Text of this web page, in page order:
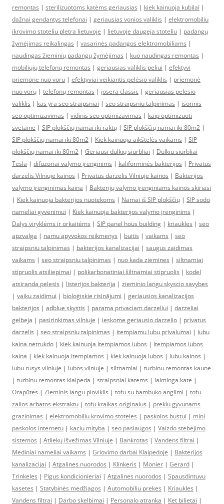
remontas | sterilizuotoms katėms geriausias | kiek kainuoja kubilai |
dažnai gendantys telefonai | geriausias vonios valiklis | elektromobiliu
ikrovimo stoteliu pletra lietuvoje | lietuvoje daugeja stoteliu | padangų
žymėjimas reikalingas | vasarinės padangos elektromobiliams |
naudingas žieminių padangų žymėjimas | kuo naudingas remontas |
mobiliųjų telefonų remontas | geriausias valiklis peliui | efektyvi
priemone nuo voru | efektyviai veikiantis pelėsio valiklis | priemonė
nuo vorų | telefonų remontas | josera classic | geriausias pelesio
valiklis | kas yra seo straipsniai | seo straipsniu talpinimas | isorinis
seo optimizavimas | vidinis seo optimizavimas | kaip optimizuoti
svetaine | SIP plokščių namai iki raktų | SIP plokščių namai iki 80m2 |
SIP plokščių namai iki 80m2 | Kiek kainuoja aikštelės vaikams | SIP
plokščių namai iki 80m2 | Geriausi dulkių siurbliai | Dulkiu siurbliai
Tesla | difuzoriai valymo įrenginims | kaliforminės bakterijos | Privatus
darzelis Vilniuje kainos | Privatus darzelis Vilniuje kainos | Bakterijos
valymo įrenginimas kaina | Bakterijų valymo įrenginiams kainos skiriasi
| Kiek kainuoja bakterijos nuotekoms | Namai iš SIP plokščių | SIP sodo
nameliai gyvenimui | Kiek kainuoja bakterijos valymo įrenginims |
Dalys viryklėms ir orkaitėms | SIP panel hous building | kriaukles | seo
apzvalga | namu apyvokos reikmenys | buitis | vaikams | seo
straipsniu talpinimas | bakterijos kanalizacijai | saugus zaidimas
vaikams | seo straipsniu talpinimas | nuo kada ziemines | siltnamiai
stipruolis atsiliepimai | polikarbonatiniai šiltnamiai stipruolis | kodel
atsiranda pelesis | listerijos bakterija | zieminio langu skyscio savybes
| vaiku zaidimui | bioloģiskie risinājumi | geriausios kanalizacijos
bakterijos | adblue skystis | parama privaciam darzeliui | darzeliai
gelbeja | pasirinkimas vilniuje | ieskome geriausio darzelio | privatus
darzelis | seo straipsniu talpinimas | itempiamu lubu privalumai | lubu
kaina netrukdo | kiek kainuoja itempiamos lubos | itempiamos lubos
kaina | kiek kainuoja itempiamos | kiek kainuoja lubos | lubu kainos |
lubu rusys vilniuje | lubos vilniuje | siltnamiai | turbinu remontas kaune
| turbinu remontas klaipeda | straipsniai katems | laiminga kate |
Orapūtės | Zieminis langu ploviklis | tofu su bambuko anglimi | tofu
zalios arbatos ekstraktu | tofu kraikas originalus | prekiu gyvunams
grazinimas | elektromobiliu krovimo stoteles | paskolos bustui | mini
paskolos internetu | kaciu mityba | seo paslaugos | Vaizdo stebėjimo
sistemos | Atliekų išvežimas Vilniuje | Bankrotas | Vandens filtrai |
Mediniai nameliai vaikams | Griovimo darbai Klaipedoje | Bakterijos
kanalizacijai | Atgalines nuorodos | Klinkeris | Monier | Gerard |
Trinkeles | Pigus kondicionieriai | Atgalines nuorodos | Spausdintuvu
kasetes | Statybinės medžiagos | Automobiliu prekes | Kriaukles |
Vandens filtrai | Darbo skelbimai | Personalo atranka | Ket bilietai |